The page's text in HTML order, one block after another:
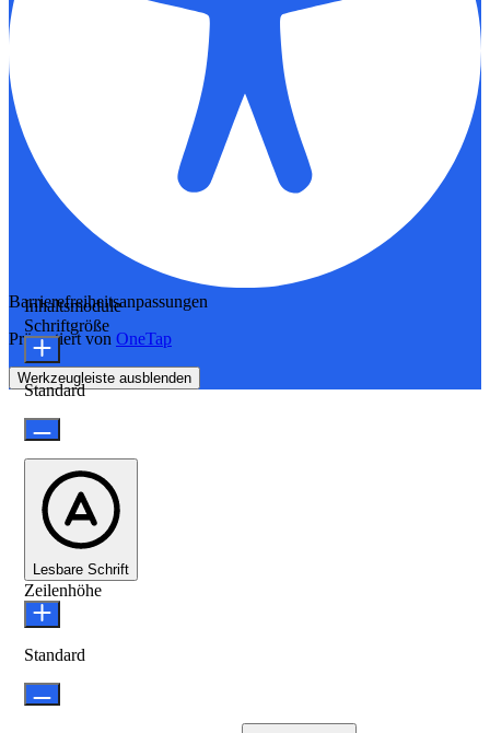
Barrierefreiheitsanpassungen
Präsentiert von OneTap
Werkzeugleiste ausblenden
Inhaltsmodule
Schriftgröße
Standard
Lesbare Schrift
Zeilenhöhe
Standard